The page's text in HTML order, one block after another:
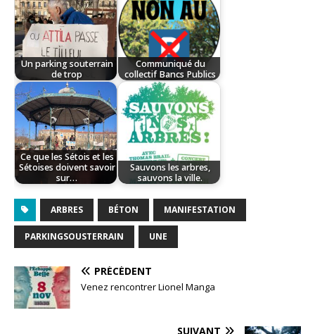
Un parking souterrain
de trop
Communiqué du
collectif Bancs Publics
Ce que les Sétois et les
Sétoises doivent savoir
sur…
Sauvons les arbres,
sauvons la ville.
ARBRES BÉTON MANIFESTATION
PARKINGSOUSTERRAIN UNE
PRÉCÉDENT
Venez rencontrer Lionel Manga
SUIVANT